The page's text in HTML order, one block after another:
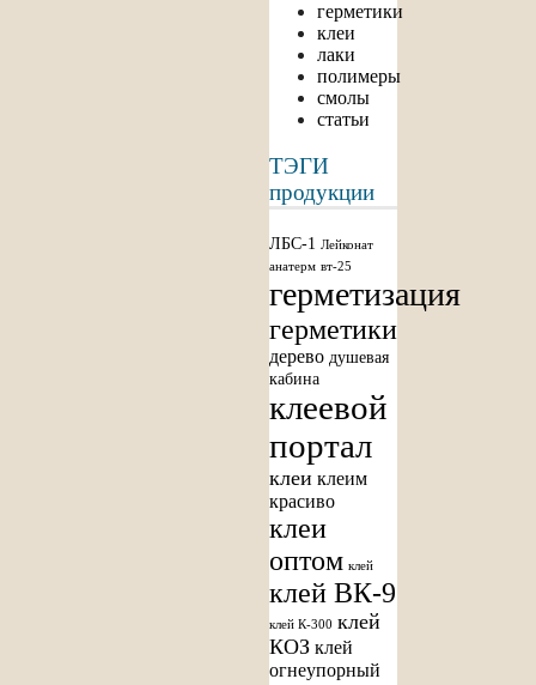
герметики
клеи
лаки
полимеры
смолы
статьи
ТЭГИ
продукции
ЛБС-1
Лейконат
анатерм вт-25
герметизация
герметики
дерево душевая
кабина
клеевой
портал
клеи клеим
красиво
клеи
оптом клей
клей ВК-9
клей К-300 клей
КОЗ клей
огнеупорный